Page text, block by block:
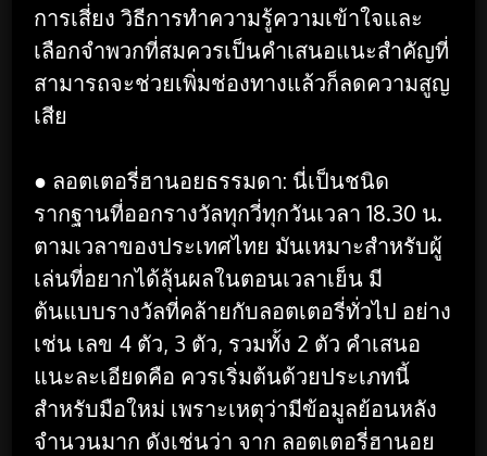
การเสี่ยง วิธีการทำความรู้ความเข้าใจและ
เลือกจำพวกที่สมควรเป็นคำเสนอแนะสำคัญที่
สามารถจะช่วยเพิ่มช่องทางแล้วก็ลดความสูญ
เสีย
● ลอตเตอรี่ฮานอยธรรมดา: นี่เป็นชนิด
รากฐานที่ออกรางวัลทุกวี่ทุกวันเวลา 18.30 น.
ตามเวลาของประเทศไทย มันเหมาะสำหรับผู้
เล่นที่อยากได้ลุ้นผลในตอนเวลาเย็น มี
ต้นแบบรางวัลที่คล้ายกับลอตเตอรี่ทั่วไป อย่าง
เช่น เลข 4 ตัว, 3 ตัว, รวมทั้ง 2 ตัว คำเสนอ
แนะละเอียดคือ ควรเริ่มต้นด้วยประเภทนี้
สำหรับมือใหม่ เพราะเหตุว่ามีข้อมูลย้อนหลัง
จำนวนมาก ดังเช่นว่า จาก ลอตเตอรี่ฮานอย